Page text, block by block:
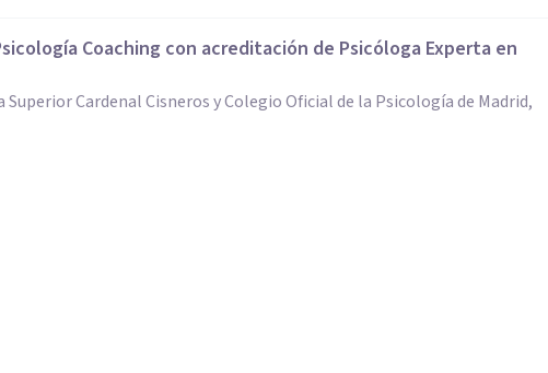
Coaching con acreditación de Psicóloga Experta en
Superior Cardenal Cisneros y Colegio Oficial de la Psicología de Madrid,